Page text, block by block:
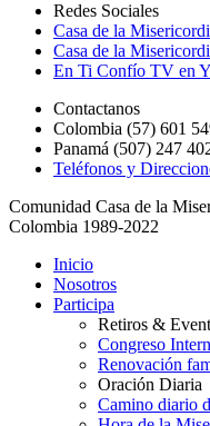
Redes Sociales
Casa de la
Casa de la
En Ti Confío TV en
Contactanos
Colombia (57) 601
Panamá (507) 247
Teléfonos y
Comunidad Casa de la
Colombia 1989-2022
Inicio
Nosotros
Participa
Retiros &
Congreso
Renovación
Oración Diaria
Camino diario